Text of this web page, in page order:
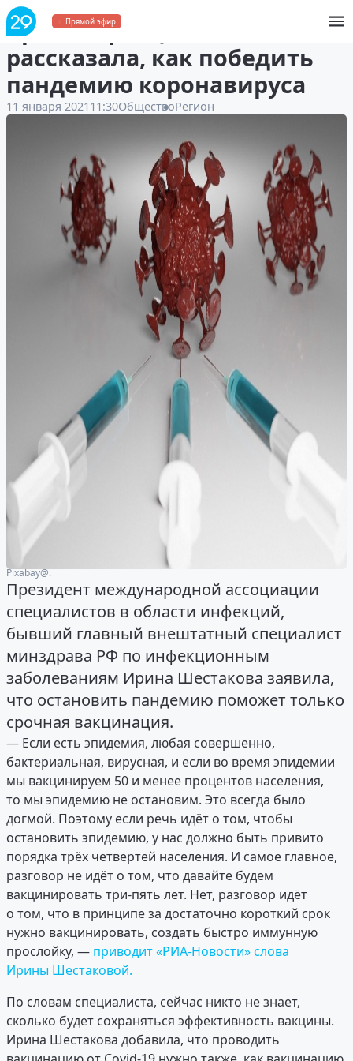
Прямой эфир
Врач-инфекционист
рассказала, как победить
пандемию коронавируса
11 января 2021 11:30ОбществоРегион
Рixabay@.
Президент международной ассоциации
специалистов в области инфекций,
бывший главный внештатный специалист
минздрава РФ по инфекционным
заболеваниям Ирина Шестакова заявила,
что остановить пандемию поможет только
срочная вакцинация.
— Если есть эпидемия, любая совершенно,
бактериальная, вирусная, и если во время эпидемии
мы вакцинируем 50 и менее процентов населения,
то мы эпидемию не остановим. Это всегда было
догмой. Поэтому если речь идёт о том, чтобы
остановить эпидемию, у нас должно быть привито
порядка трёх четвертей населения. И самое главное,
разговор не идёт о том, что давайте будем
вакцинировать три-пять лет. Нет, разговор идёт
о том, что в принципе за достаточно короткий срок
нужно вакцинировать, создать быстро иммунную
прослойку, — приводит «РИА-Новости» слова
Ирины Шестаковой.
По словам специалиста, сейчас никто не знает,
сколько будет сохраняться эффективность вакцины.
Ирина Шестакова добавила, что проводить